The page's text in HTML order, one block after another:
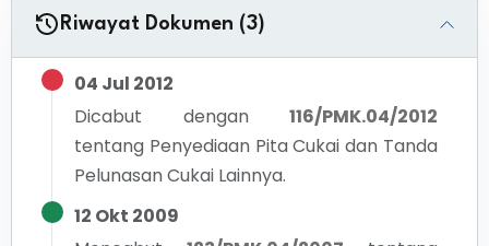
Riwayat Dokumen (3)
04 Jul 2012
Dicabut dengan
116/PMK.04/2012
tentang Penyediaan Pita Cukai dan Tanda
Pelunasan Cukai Lainnya.
12 Okt 2009